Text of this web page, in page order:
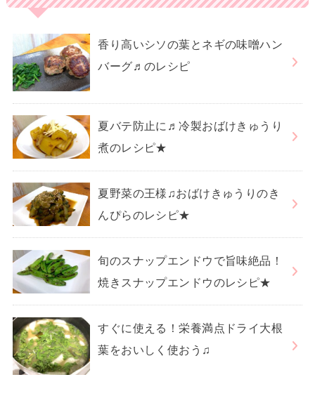
香り高いシソの葉とネギの味噌ハン
バーグ♬のレシピ
夏バテ防止に♬冷製おばけきゅうり
煮のレシピ★
夏野菜の王様♫おばけきゅうりのき
んぴらのレシピ★
旬のスナップエンドウで旨味絶品！
焼きスナップエンドウのレシピ★
すぐに使える！栄養満点ドライ大根
葉をおいしく使おう♫